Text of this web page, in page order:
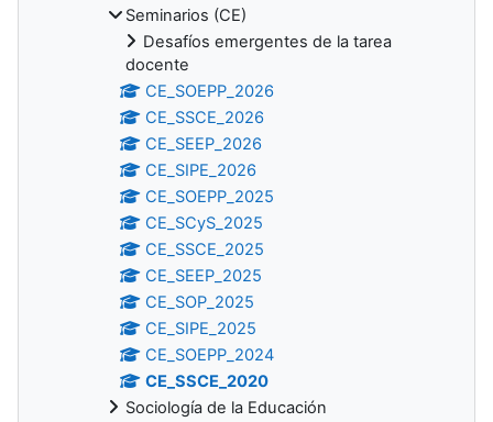
Seminarios (CE)
Desafíos emergentes de la tarea
docente
CE_SOEPP_2026
CE_SSCE_2026
CE_SEEP_2026
CE_SIPE_2026
CE_SOEPP_2025
CE_SCyS_2025
CE_SSCE_2025
CE_SEEP_2025
CE_SOP_2025
CE_SIPE_2025
CE_SOEPP_2024
CE_SSCE_2020
Sociología de la Educación